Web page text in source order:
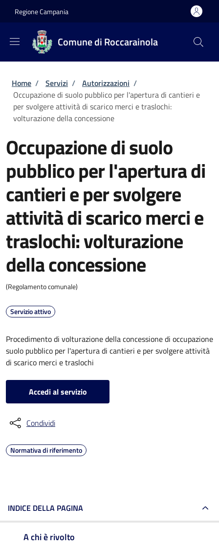
Regione Campania
Comune di Roccarainola
Briciole di pane
Home / Servizi / Autorizzazioni /
Occupazione di suolo pubblico per l'apertura di cantieri e
per svolgere attività di scarico merci e traslochi:
volturazione della concessione
Occupazione di suolo
pubblico per l'apertura di
cantieri e per svolgere
attività di scarico merci e
traslochi: volturazione
della concessione
(Regolamento comunale)
Servizio attivo
Procedimento di volturazione della concessione di occupazione
suolo pubblico per l'apertura di cantieri e per svolgere attività
di scarico merci e traslochi
Accedi al servizio
Condividi
Normativa di riferimento
INDICE DELLA PAGINA
A chi è rivolto